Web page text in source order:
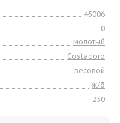
45006
0
молотый
Costadoro
весовой
ж/б
250